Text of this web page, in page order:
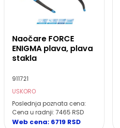
Naočare FORCE
ENIGMA plava, plava
stakla
911721
USKORO
Poslednja poznata cena:
Cena u radnji: 7465 RSD
Web cena: 6719 RSD